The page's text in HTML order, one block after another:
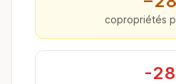
copropriétés
-28